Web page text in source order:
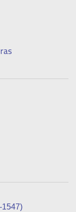
1547)